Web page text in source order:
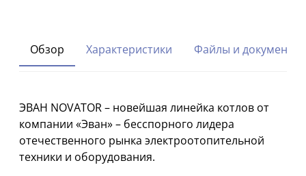
Обзор Характеристики Файлы и документы
ЭВАН NOVATOR – новейшая линейка котлов от
компании «Эван» – бесспорного лидера
отечественного рынка электроотопительной
техники и оборудования.